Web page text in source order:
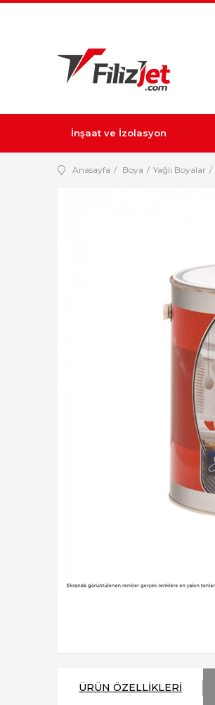
İnşaat ve İzolasyon
Anasayfa Boya Yağlı Boyalar
ÜRÜN ÖZELLIKLERI